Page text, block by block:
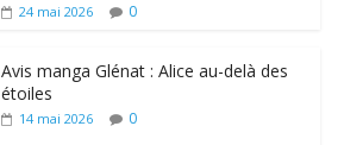
24 mai 2026 0
Avis manga Glénat : Alice au-delà des
étoiles
14 mai 2026 0